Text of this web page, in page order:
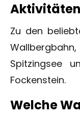
Zu den
Spitzingsee
Fockenstein.
Welche